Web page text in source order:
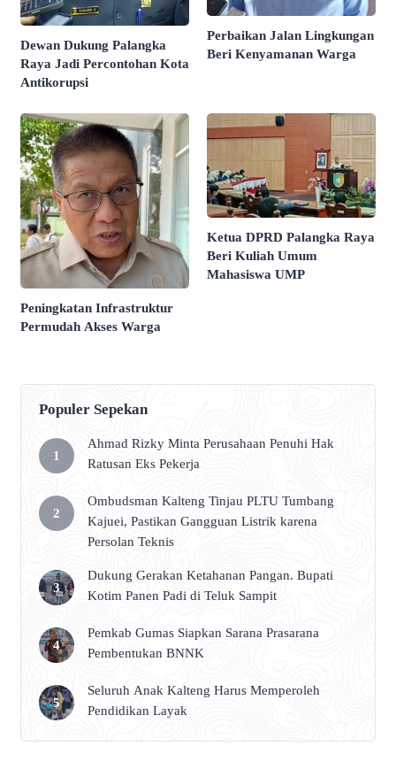
Dewan Dukung Palangka
Raya Jadi Percontohan Kota
Antikorupsi
Perbaikan Jalan Lingkungan
Beri Kenyamanan Warga
Peningkatan Infrastruktur
Permudah Akses Warga
Ketua DPRD Palangka Raya
Beri Kuliah Umum
Mahasiswa UMP
Populer Sepekan
Ahmad Rizky Minta Perusahaan Penuhi Hak
Ratusan Eks Pekerja
Ombudsman Kalteng Tinjau PLTU Tumbang
Kajuei, Pastikan Gangguan Listrik karena
Persolan Teknis
Dukung Gerakan Ketahanan Pangan. Bupati
Kotim Panen Padi di Teluk Sampit
Pemkab Gumas Siapkan Sarana Prasarana
Pembentukan BNNK
Seluruh Anak Kalteng Harus Memperoleh
Pendidikan Layak